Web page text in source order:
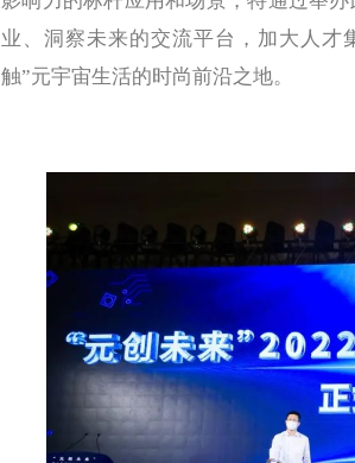
业、洞察未来的交流平台，加大人才
触”元宇宙生活的时尚前沿之地。